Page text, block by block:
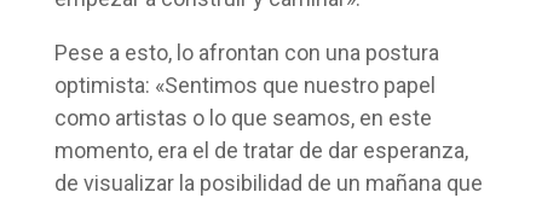
Pese a esto, lo afrontan con una postura
optimista: «Sentimos que nuestro papel
como artistas o lo que seamos, en este
momento, era el de tratar de dar esperanza,
de visualizar la posibilidad de un mañana que